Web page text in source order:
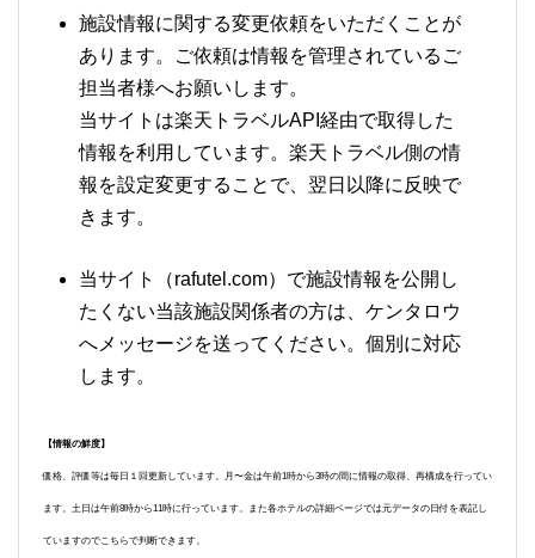
施設情報に関する変更依頼をいただくことが
あります。ご依頼は情報を管理されているご
担当者様へお願いします。
当サイトは楽天トラベルAPI経由で取得した
情報を利用しています。楽天トラベル側の情
報を設定変更することで、翌日以降に反映で
きます。
当サイト（rafutel.com）で施設情報を公開し
たくない当該施設関係者の方は、ケンタロウ
へメッセージを送ってください。個別に対応
します。
【情報の鮮度】
価格、評価等は毎日１回更新しています。月〜金は午前1時から3時の間に情報の取得、再構成を行ってい
ます。土日は午前8時から11時に行っています。また各ホテルの詳細ページでは元データの日付を表記し
ていますのでこちらで判断できます。